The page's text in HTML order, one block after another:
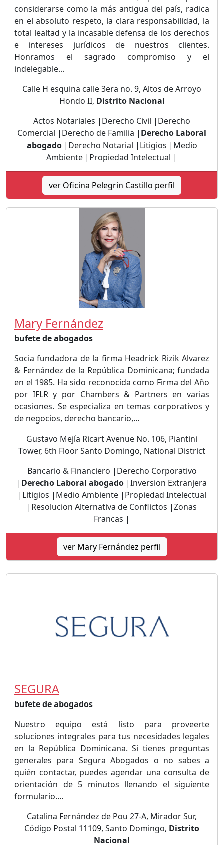
considerarse como la más antigua del país, radica
en el absoluto respeto, la clara responsabilidad, la
total lealtad y la incasable defensa de los derechos
e intereses jurídicos de nuestros clientes.
Honramos el sagrado compromiso y el
indelegable...
Calle H esquina calle 3era no. 9, Altos de Arroyo
Hondo II, Distrito Nacional
Actos Notariales |Derecho Civil |Derecho
Comercial |Derecho de Familia | Derecho Laboral
abogado|Derecho Notarial |Litigios |Medio
Ambiente |Propiedad Intelectual |
ver Oficina Pelegrin Castillo perfil
Mary Fernández
bufete de abogados
Socia fundadora de la firma Headrick Rizik Alvarez
& Fernández de la República Dominicana; fundada
en el 1985. Ha sido reconocida como Firma del Año
por IFLR y por Chambers & Partners en varias
ocasiones. Se especializa en temas corporativos y
de negocios, derecho bancario,...
Gustavo Mejía Ricart Avenue No. 106, Piantini
Tower, 6th Floor Santo Domingo, National District
Bancario & Financiero |Derecho Corporativo
| Derecho Laboral abogado |Inversion Extranjera
|Litigios |Medio Ambiente |Propiedad Intelectual
|Resolucion Alternativa de Conflictos |Zonas
Francas |
ver Mary Fernández perfil
SEGURA
bufete de abogados
Nuestro equipo está listo para proveerte
soluciones integrales para tus necesidades legales
en la República Dominicana. Si tienes preguntas
generales para Segura Abogados o no sabes a
quién contactar, puedes agendar una consulta de
orientación de 5 minutos llenando el siguiente
formulario....
Catalina Fernández de Pou 27-A, Mirador Sur,
Código Postal 11109, Santo Domingo, Distrito
Nacional